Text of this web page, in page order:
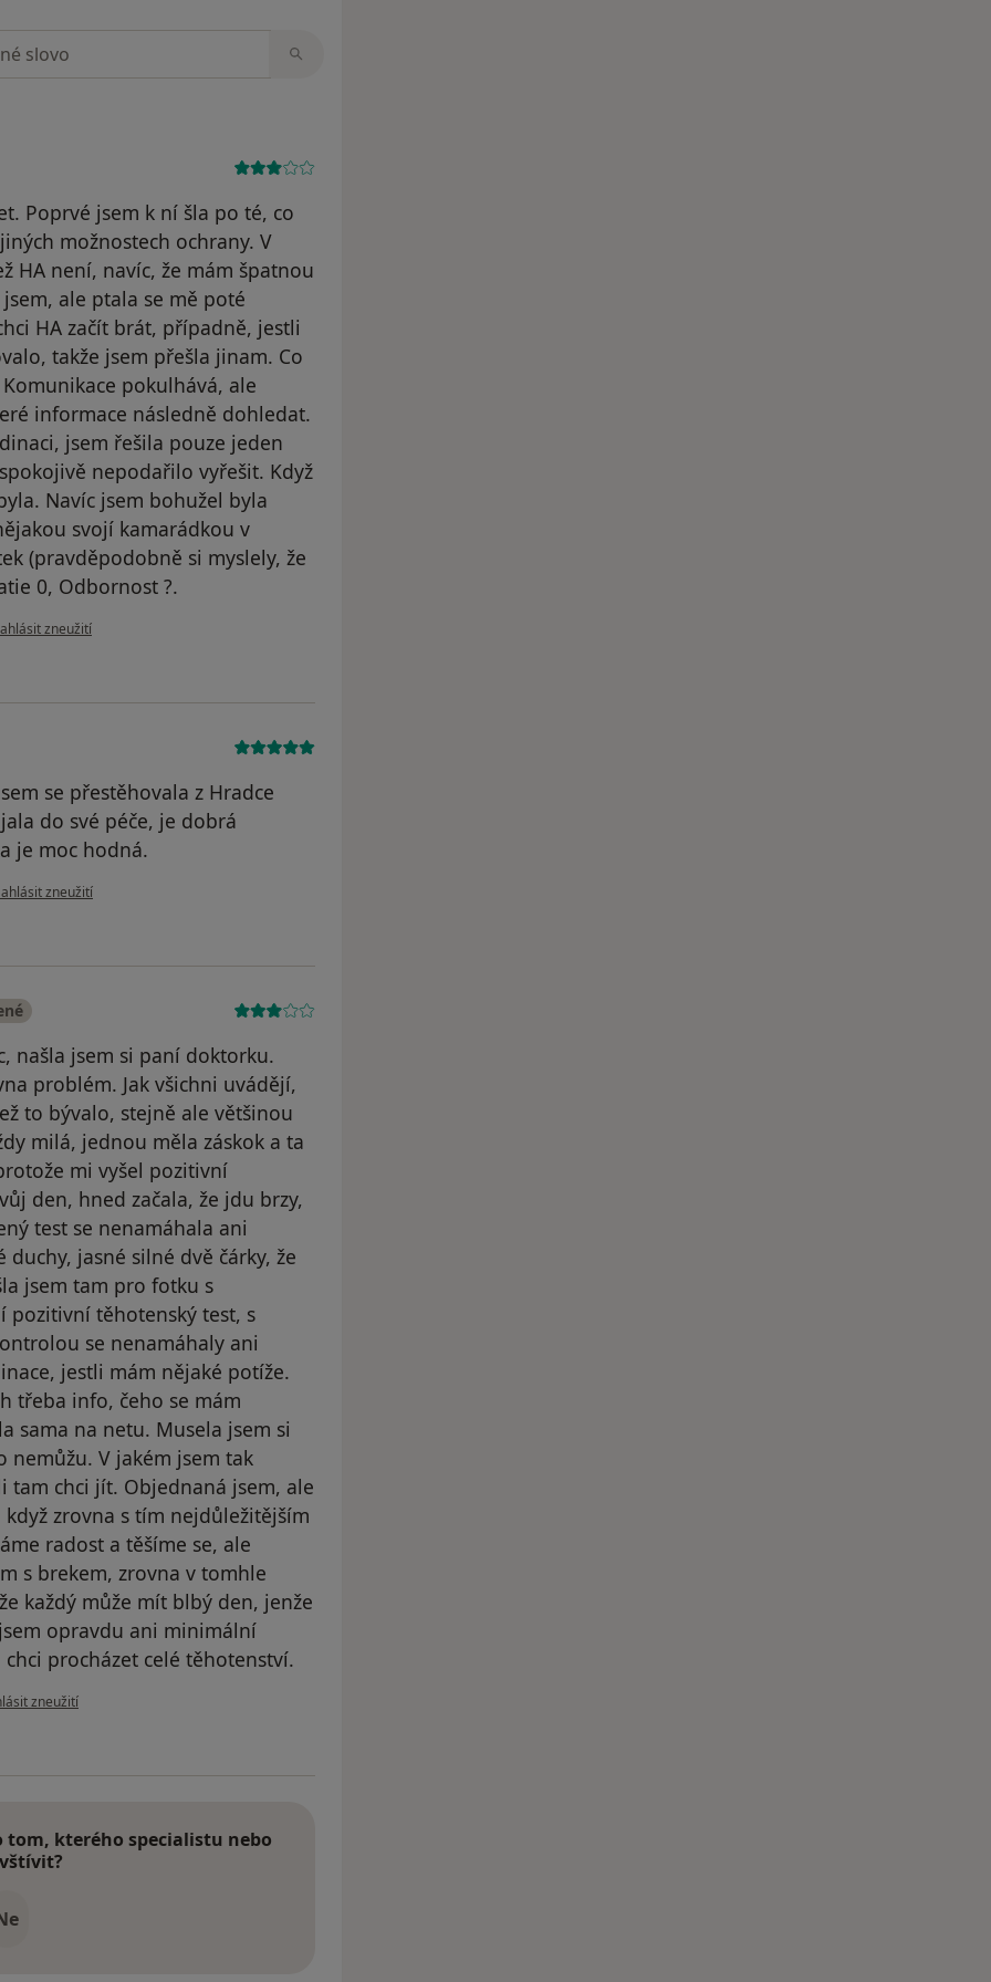
Poprvé jsem k ní šla po té, co
možnostech ochrany. V
HA není, navíc, že mám špatnou
ale ptala se mě poté
HA začít brát, případně, jestli
takže jsem přešla jinam. Co
pokulhává, ale
informace následně dohledat.
jsem řešila pouze jeden
nepodařilo vyřešit. Když
Navíc jsem bohužel byla
svojí kamarádkou v
(pravděpodobně si myslely, že
0, Odbornost ?.
názoru uživatele žofie
zneužití
se přestěhovala z Hradce
do své péče, je dobrá
je moc hodná.
názoru uživatele A.Š.
zneužití
našla jsem si paní doktorku.
problém. Jak všichni uvádějí,
to bývalo, stejně ale většinou
milá, jednou měla záskok a ta
mi vyšel pozitivní
den, hned začala, že jdu brzy,
test se nenamáhala ani
jasné silné dvě čárky, že
jsem tam pro fotku s
pozitivní těhotenský test, s
se nenamáhaly ani
jestli mám nějaké potíže.
třeba info, čeho se mám
sama na netu. Musela jsem si
V jakém jsem tak
chci jít. Objednaná jsem, ale
zrovna s tím nejdůležitějším
radost a těšíme se, ale
s brekem, zrovna v tomhle
každý může mít blbý den, jenže
opravdu ani minimální
procházet celé těhotenství.
názoru uživatele Pozitivní těhotenský test
zneužití
kterého specialistu nebo